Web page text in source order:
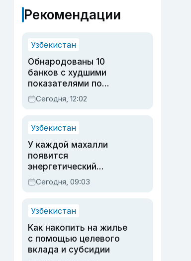
Рекомендации
Узбекистан
Обнародованы 10
банков с худшими
показателями по
обращениям
Сегодня, 12:02
Узбекистан
У каждой махалли
появится
энергетический
паспорт
Сегодня, 09:03
Узбекистан
Как накопить на жилье
с помощью целевого
вклада и субсидии